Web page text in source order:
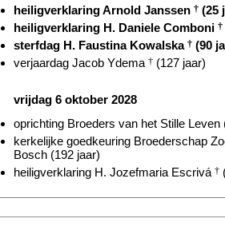
heiligverklaring Arnold Janssen † (25
heiligverklaring H. Daniele Comboni †
sterfdag H. Faustina Kowalska † (90
verjaardag Jacob Ydema † (127 jaar)
vrijdag 6 oktober 2028
oprichting Broeders van het Stille Leven
kerkelijke goedkeuring Broederschap
Bosch (192 jaar)
heiligverklaring H. Jozefmaria Escrivá †